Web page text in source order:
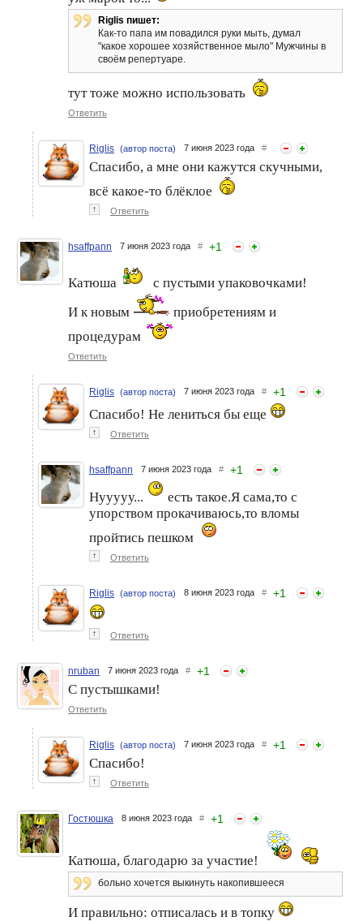
Riglis пишет:
Как-то папа им повадился руки мыть, думал
"какое хорошее хозяйственное мыло" Мужчины в
своём репертуаре.
тут тоже можно использовать
Ответить
Riglis (автор поста) 7 июня 2023 года #
Спасибо, а мне они кажутся скучными,
всё какое-то блёклое
↑ Ответить
hsaffpann 7 июня 2023 года # +1
Катюша
с пустыми упаковочками!
И к новым
приобретениям и
процедурам
Ответить
Riglis (автор поста) 7 июня 2023 года # +1
Спасибо! Не лениться бы еще
↑ Ответить
hsaffpann 7 июня 2023 года # +1
Нууууу...
есть такое.Я сама,то с
упорством прокачиваюсь,то вломы
пройтись пешком
↑ Ответить
Riglis (автор поста) 8 июня 2023 года # +1
↑ Ответить
nruban 7 июня 2023 года # +1
С пустышками!
Ответить
Riglis (автор поста) 7 июня 2023 года # +1
Спасибо!
↑ Ответить
Гостюшка 8 июня 2023 года # +1
Катюша, благодарю за участие!
больно хочется выкинуть накопившееся
И правильно: отписалась и в топку